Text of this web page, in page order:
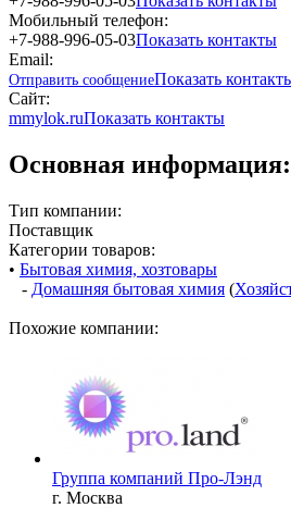
Мобильный телефон:
+7-988-996-05-03Показать контакты
Email:
Отправить сообщениеПоказать
Сайт:
mmylok.ruПоказать контакты
Основная информация:
Тип компании:
Поставщик
Категории товаров:
• Бытовая химия, хозтовары
- Домашняя бытовая химия (
Похожие компании:
Группа компаний Про-Лэнд
г. Москва